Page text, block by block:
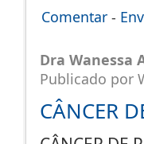
Comentar -
Dra Wanessa
Publicado por
CÂNCER